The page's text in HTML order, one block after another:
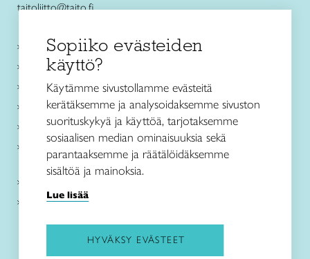
taitoliitto@taito.fi
Käsityökurssit ja koulutus
Ajankohtaista
Käsityöohjeet
Me olemme Taito
Paikallinen toiminta
Verkkokaupat
Kirjaudu Arviin
Kirjaudu Taitocampukseen
Sopiiko evästeiden
käyttö?
Käytämme sivustollamme evästeitä
kerätäksemme ja analysoidaksemme sivuston
suorituskykyä ja käyttöä, tarjotaksemme
sosiaalisen median ominaisuuksia sekä
parantaaksemme ja räätälöidäksemme
sisältöä ja mainoksia.
Lue lisää
HYVÄKSY EVÄSTEET